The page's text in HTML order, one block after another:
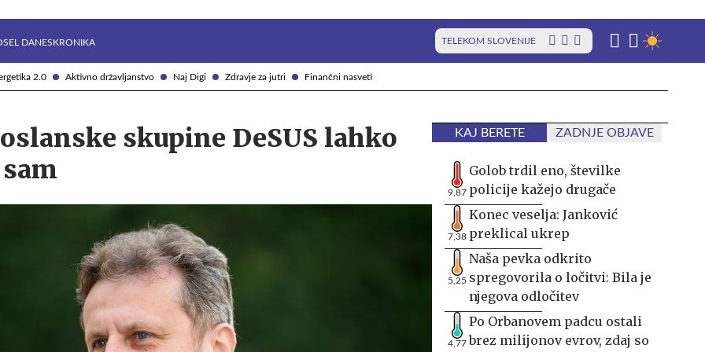
2.0 Aktivno državljanstvo Naj Digi Zdravje za jutri Finančni nasveti
DANESKRONIKA TELEKOM SLOVENIJE
skupine DeSUS lahko
KAJ BERETE ZADNJE OBJAVE
9,87
Golob trdil eno, številke
policije kažejo drugače
7,38
Konec veselja: Janković
preklical ukrep
5,25
Naša pevka odkrito
spregovorila o ločitvi: Bila je
njegova odločitev
4,77
Po Orbanovem padcu ostali
brez milijonov evrov, zdaj so